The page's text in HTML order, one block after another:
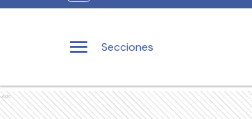
Secciones
Ads